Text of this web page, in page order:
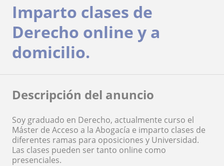
Imparto clases de
Derecho online y a
domicilio.
Descripción del anuncio
Soy graduado en Derecho, actualmente curso el
Máster de Acceso a la Abogacía e imparto clases de
diferentes ramas para oposiciones y Universidad.
Las clases pueden ser tanto online como
presenciales.